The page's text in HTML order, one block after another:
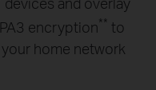
encryption** to
home network